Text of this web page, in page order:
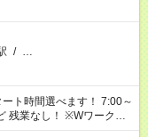
/ …
※Wワークの
の就業はご案内できませ